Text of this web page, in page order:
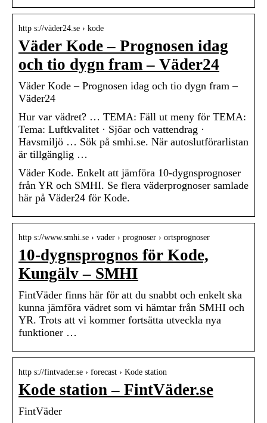
http s://väder24.se › kode
Väder Kode – Prognosen idag
och tio dygn fram – Väder24
Väder Kode – Prognosen idag och tio dygn fram –
Väder24
Hur var vädret? … TEMA: Fäll ut meny för TEMA:
Tema: Luftkvalitet · Sjöar och vattendrag ·
Havsmiljö … Sök på smhi.se. När autoslutförarlistan
är tillgänglig …
Väder Kode. Enkelt att jämföra 10-dygnsprognoser
från YR och SMHI. Se flera väderprognoser samlade
här på Väder24 för Kode.
http s://www.smhi.se › vader › prognoser › ortsprognoser
10-dygnsprognos för Kode,
Kungälv – SMHI
FintVäder finns här för att du snabbt och enkelt ska
kunna jämföra vädret som vi hämtar från SMHI och
YR. Trots att vi kommer fortsätta utveckla nya
funktioner …
http s://fintvader.se › forecast › Kode station
Kode station – FintVäder.se
FintVäder